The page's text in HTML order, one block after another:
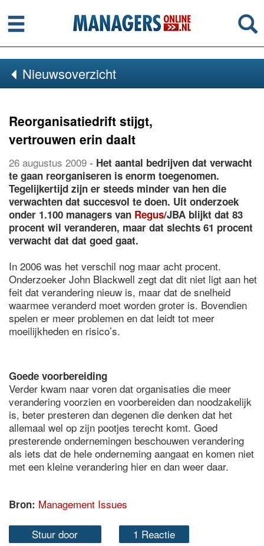
Menu
Nieuwsoverzicht
Reorganisatiedrift stijgt,
vertrouwen erin daalt
26 augustus 2009 - Het aantal bedrijven dat verwacht
te gaan reorganiseren is enorm toegenomen.
Tegelijkertijd zijn er steeds minder van hen die
verwachten dat succesvol te doen. Uit onderzoek
onder 1.100 managers van Regus/JBA blijkt dat 83
procent wil veranderen, maar dat slechts 61 procent
verwacht dat dat goed gaat.
In 2006 was het verschil nog maar acht procent.
Onderzoeker John Blackwell zegt dat dit niet ligt aan het
feit dat verandering nieuw is, maar dat de snelheid
waarmee veranderd moet worden groter is. Bovendien
spelen er meer problemen en dat leidt tot meer
moeilijkheden en risico’s.
Goede voorbereiding
Verder kwam naar voren dat organisaties die meer
verandering voorzien en voorbereiden dan noodzakelijk
is, beter presteren dan degenen die denken dat het
allemaal wel op zijn pootjes terecht komt. Goed
presterende ondernemingen beschouwen verandering
als iets dat de hele onderneming aangaat en komen niet
met een kleine verandering hier en dan weer daar.
Bron: Management Issues
Stuur door 1 Reactie